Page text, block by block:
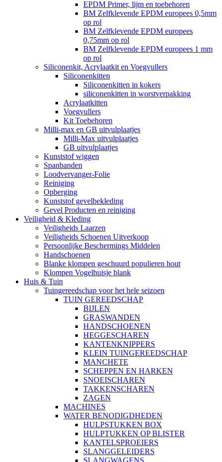
EPDM Primer, lijm en toebehoren
BM Zelfklevende EPDM europees 0,5mm
op rol
BM Zelfklevende EPDM europees
0,75mm op rol
BM Zelfklevende EPDM europees 1 mm
op rol
Siliconenkit, Acrylaatkit en Voegvullers
Siliconenkitten
Siliconenkitten in kokers
siliconenkitten in worstverpakking
Acrylaatkitten
Voegvullers
Kit Toebehoren
Milli-max en GB uitvulplaatjes
Milli-Max uitvulplaatjes
GB uitvulplaatjes
Kunststof wiggen
Spanbanden
Loodvervanger-Folie
Reiniging
Opberging
Kunststof gevelbekleding
Gevel Producten en reiniging
Veiligheid & Kleding
Veiligheids Laarzen
Veiligheids Schoenen Uitverkoop
Persoonlijke Beschermings Middelen
Handschoenen
Blanke klompen geschuurd populieren hout
Klompen Vogelhuisje blank
Huis & Tuin
Tuingereedschap voor het hele seizoen
TUIN GEREEDSCHAP
BIJLEN
GRASWANDEN
HANDSCHOENEN
HEGGESCHAREN
KANTENKNIPPERS
KLEIN TUINGEREEDSCHAP
MANCHETE
SCHEPPEN EN HARKEN
SNOEISCHAREN
TAKKENSCHAREN
ZAGEN
MACHINES
WATER BENODIGDHEDEN
HULPSTUKKEN BOX
HULPTUKKEN OP BLISTER
KANTELSPROEIERS
SLANGGELEIDERS
SLANGWAGENS